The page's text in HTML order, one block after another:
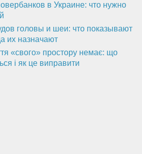
в Украине: что нужно
головы и шеи: что показывают
их назначают
«свого» простору немає: що
і як це виправити